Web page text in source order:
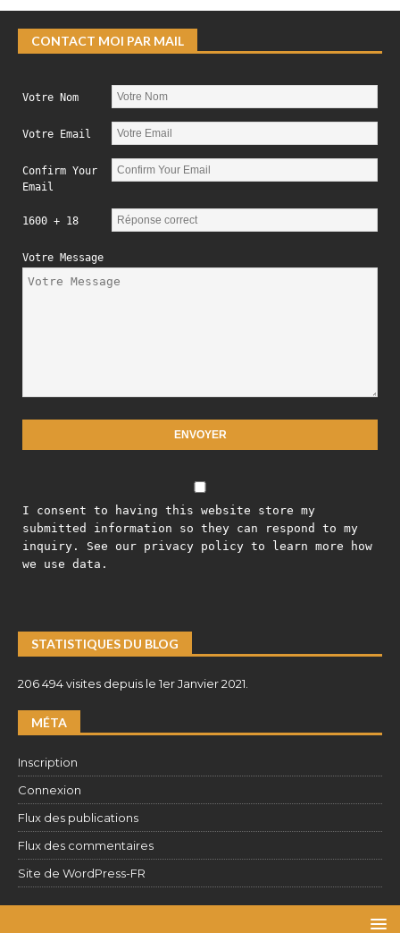
CONTACT MOI PAR MAIL
Votre Nom
Votre Email
Confirm Your
Email
1600 + 18
Votre Message
I consent to having this website store my
submitted information so they can respond to my
inquiry. See our privacy policy to learn more how
we use data.
STATISTIQUES DU BLOG
206 494 visites depuis le 1er Janvier 2021.
MÉTA
Inscription
Connexion
Flux des publications
Flux des commentaires
Site de WordPress-FR